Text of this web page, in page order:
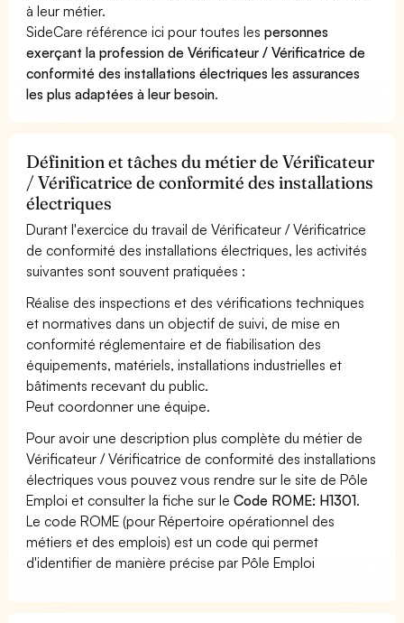
à leur métier.
SideCare référence ici pour toutes lespersonnes
exerçant la profession de Vérificateur / Vérificatrice de
conformité des installations électriques les assurances
les plus adaptées à leur besoin.
Définition et tâches du métier de Vérificateur
/ Vérificatrice de conformité des installations
électriques
Durant l'exercice du travail de Vérificateur / Vérificatrice
de conformité des installations électriques, les activités
suivantes sont souvent pratiquées :
Réalise des inspections et des vérifications techniques
et normatives dans un objectif de suivi, de mise en
conformité réglementaire et de fiabilisation des
équipements, matériels, installations industrielles et
bâtiments recevant du public.
Peut coordonner une équipe.
Pour avoir une description plus complète du métier de
Vérificateur / Vérificatrice de conformité des installations
électriques vous pouvez vous rendre sur le site de Pôle
Emploi et consulter la fiche sur leCode ROME: H1301.
Le code ROME (pour Répertoire opérationnel des
métiers et des emplois) est un code qui permet
d'identifier de manière précise par Pôle Emploi